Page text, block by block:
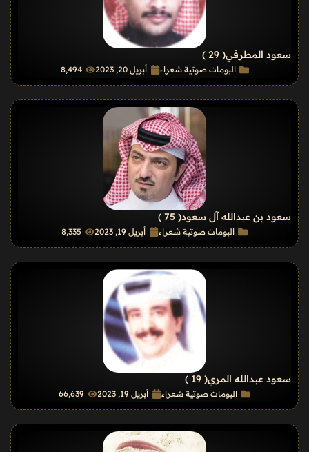
سعود المطرفي( 29 )
البومات صوتية شعراء أبريل 20, 2023 8٬494
سعود بن عبدالله آل سعود( 75 )
البومات صوتية شعراء أبريل 19, 2023 8٬335
سعود عبدالله المري( 19 )
البومات صوتية شعراء أبريل 19, 2023 66٬639